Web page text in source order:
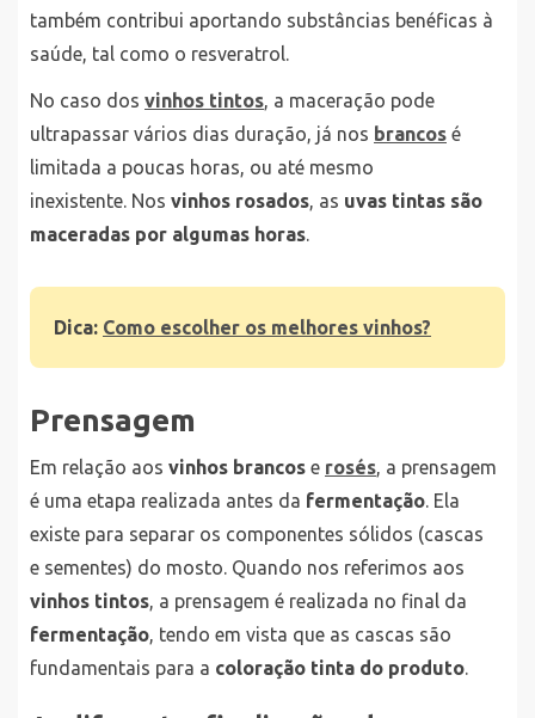
também contribui aportando substâncias benéficas à
saúde, tal como o resveratrol.
No caso dos vinhos tintos, a maceração pode
ultrapassar vários dias duração, já nos brancos é
limitada a poucas horas, ou até mesmo
inexistente. Nos vinhos rosados, as uvas tintas são
maceradas por algumas horas.
Dica: Como escolher os melhores vinhos?
Prensagem
Em relação aos vinhos brancos e rosés, a prensagem
é uma etapa realizada antes da fermentação. Ela
existe para separar os componentes sólidos (cascas
e sementes) do mosto. Quando nos referimos aos
vinhos tintos, a prensagem é realizada no final da
fermentação, tendo em vista que as cascas são
fundamentais para a coloração tinta do produto.